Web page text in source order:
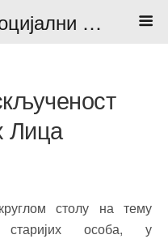
ЈУ Центар за социјални рад
Лица
столу на тему
старијих особа, у